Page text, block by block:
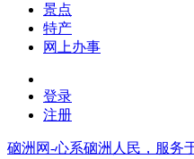
景点
特产
网上办事
登录
注册
硇洲网-心系硇洲人民，服务